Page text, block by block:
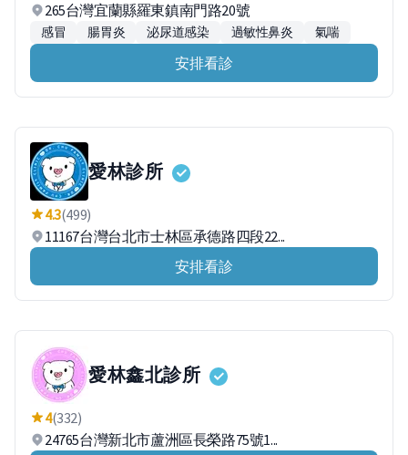
265台灣宜蘭縣羅東鎮南門路20號
感冒 腸胃炎 泌尿道感染 過敏性鼻炎 氣喘
安排看診
愛林診所
4.3(499)
11167台灣台北市士林區承德路四段22...
安排看診
愛林鑫北診所
4(332)
24765台灣新北市蘆洲區長榮路75號1...